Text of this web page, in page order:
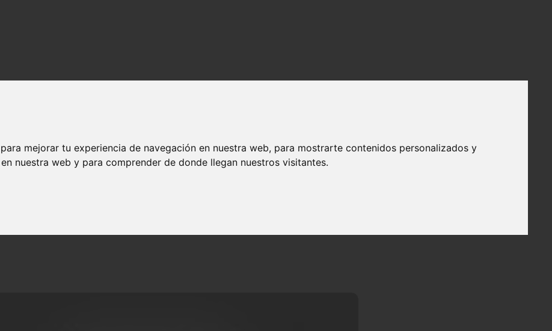
mejorar tu experiencia de navegación en nuestra web, para mostrarte contenidos personalizados y
nuestra web y para comprender de donde llegan nuestros visitantes.